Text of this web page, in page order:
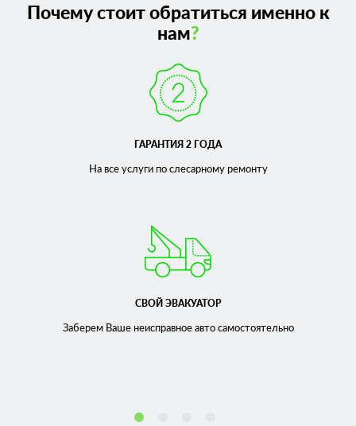
Почему стоит обратиться именно к
нам?
ГАРАНТИЯ 2 ГОДА
На все услуги по слесарномуремонту
СВОЙ ЭВАКУАТОР
Заберем Ваше неисправноеавто самостоятельно